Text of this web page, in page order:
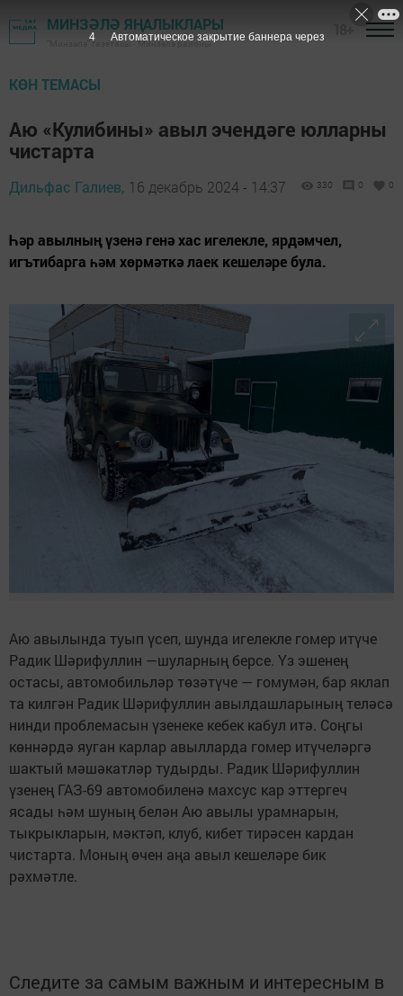
МИНЗӘЛӘ ЯҢАЛЫКЛАРЫ
"Минзәлә" газетасы - Минзәлә районы
КӨН ТЕМАСЫ
Аю «Кулибины» авыл эчендәге юлларны
чистарта
Дильфас Галиев, 16 декабрь 2024 - 14:37 330 0 0
Һәр авылның үзенә генә хас игелекле, ярдәмчел,
игътибарга һәм хөрмәткә лаек кешеләре була.
Аю авылында туып үсеп, шунда игелекле гомер итүче
Радик Шәрифуллин —шуларның берсе. Үз эшенең
остасы, автомобильләр төзәтүче — гомумән, бар яклап
та килгән Радик Шәрифуллин авылдашларының теләсә
нинди проблемасын үзенеке кебек кабул итә. Соңгы
көннәрдә яуган карлар авылларда гомер итүчеләргә
шактый мәшәкатләр тудырды. Радик Шәрифуллин
үзенең ГАЗ-69 автомобиленә махсус кар эттергеч
ясады һәм шуның белән Аю авылы урамнарын,
тыкрыкларын, мәктәп, клуб, кибет тирәсен кардан
чистарта. Моның өчен аңа авыл кешеләре бик
рәхмәтле.
Следите за самым важным и интересным в
3 Автоматическое закрытие баннера через